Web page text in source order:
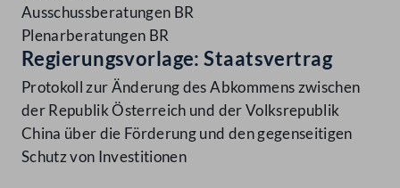
Ausschussberatungen BR
Plenarberatungen BR
Regierungsvorlage: Staatsvertrag
Protokoll zur Änderung des Abkommens zwischen
der Republik Österreich und der Volksrepublik
China über die Förderung und den gegenseitigen
Schutz von Investitionen